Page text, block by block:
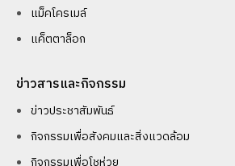
แม็คโครเมล์
แค็ตตาล็อก
ข่าวสารและกิจกรรม
ข่าวประชาสัมพันธ์
กิจกรรมเพื่อสังคมและสิ่งแวดล้อม
กิจกรรมเพื่อโชห่วย